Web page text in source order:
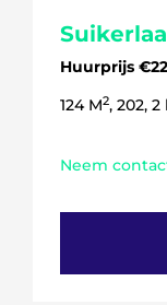
Huurprijs
124 M2, 202,
Neem